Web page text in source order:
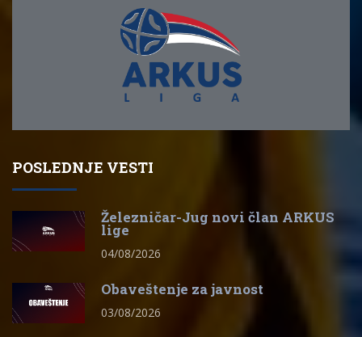
POSLEDNJE VESTI
Železničar-Jug novi član ARKUS
lige
04/08/2026
Obaveštenje za javnost
03/08/2026